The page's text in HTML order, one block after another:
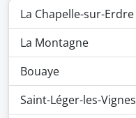
La Chapelle-sur-Erdre
La Montagne
Bouaye
Saint-Léger-les-Vignes